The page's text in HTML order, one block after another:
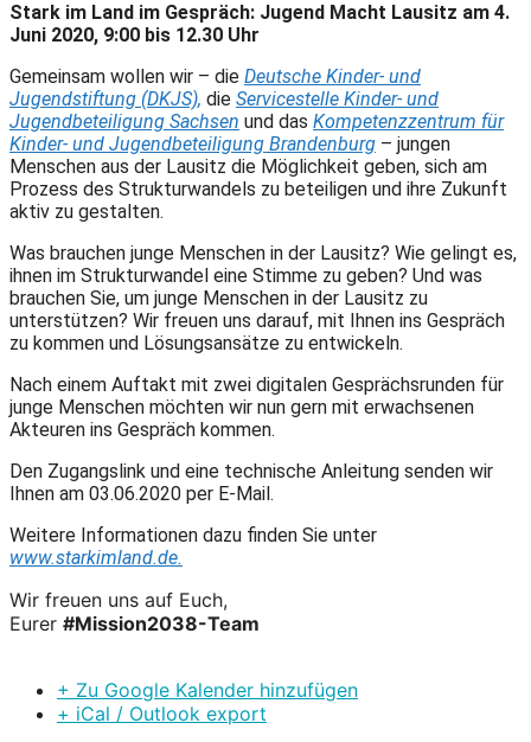
Stark im Land im Gespräch: Jugend Macht Lausitz am 4.
Juni 2020, 9:00 bis 12.30 Uhr
Gemeinsam wollen wir – die Deutsche Kinder- und
Jugendstiftung (DKJS), die Servicestelle Kinder- und
Jugendbeteiligung Sachsen und das Kompetenzzentrum für
Kinder- und Jugendbeteiligung Brandenburg – jungen
Menschen aus der Lausitz die Möglichkeit geben, sich am
Prozess des Strukturwandels zu beteiligen und ihre Zukunft
aktiv zu gestalten.
Was brauchen junge Menschen in der Lausitz? Wie gelingt es,
ihnen im Strukturwandel eine Stimme zu geben? Und was
brauchen Sie, um junge Menschen in der Lausitz zu
unterstützen? Wir freuen uns darauf, mit Ihnen ins Gespräch
zu kommen und Lösungsansätze zu entwickeln.
Nach einem Auftakt mit zwei digitalen Gesprächsrunden für
junge Menschen möchten wir nun gern mit erwachsenen
Akteuren ins Gespräch kommen.
Den Zugangslink und eine technische Anleitung senden wir
Ihnen am 03.06.2020 per E-Mail.
Weitere Informationen dazu finden Sie unter
www.starkimland.de.
Wir freuen uns auf Euch,
Eurer #Mission2038-Team
+ Zu Google Kalender hinzufügen
+ iCal / Outlook export